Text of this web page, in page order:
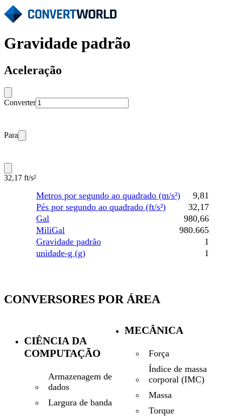
Gravidade padrão
Aceleração
Converter
Para
32,17 ft/s²
Metros por segundo ao quadrado (m/s²)
9,81
Pés por segundo ao quadrado (ft/s²)
32,17
Gal
980,66
MiliGal
980.665
Gravidade padrão
1
unidade-g (g)
1
CONVERSORES POR ÁREA
CIÊNCIA DA
COMPUTAÇÃO
Armazenagem de
dados
Largura de banda
MECÂNICA
Força
Índice de massa
corporal (IMC)
Massa
Torque